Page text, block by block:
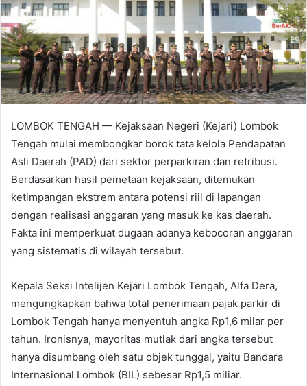
LOMBOK TENGAH — Kejaksaan Negeri (Kejari) Lombok
Tengah mulai membongkar borok tata kelola Pendapatan
Asli Daerah (PAD) dari sektor perparkiran dan retribusi.
Berdasarkan hasil pemetaan kejaksaan, ditemukan
ketimpangan ekstrem antara potensi riil di lapangan
dengan realisasi anggaran yang masuk ke kas daerah.
Fakta ini memperkuat dugaan adanya kebocoran anggaran
yang sistematis di wilayah tersebut.
​Kepala Seksi Intelijen Kejari Lombok Tengah, Alfa Dera,
mengungkapkan bahwa total penerimaan pajak parkir di
Lombok Tengah hanya menyentuh angka Rp1,6 milar per
tahun. Ironisnya, mayoritas mutlak dari angka tersebut
hanya disumbang oleh satu objek tunggal, yaitu Bandara
Internasional Lombok (BIL) sebesar Rp1,5 miliar.